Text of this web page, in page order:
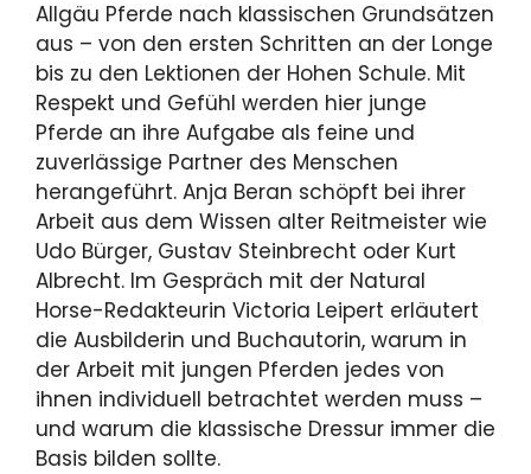
Allgäu Pferde nach klassischen Grundsätzen
aus – von den ersten Schritten an der Longe
bis zu den Lektionen der Hohen Schule. Mit
Respekt und Gefühl werden hier junge
Pferde an ihre Aufgabe als feine und
zuverlässige Partner des Menschen
herangeführt. Anja Beran schöpft bei ihrer
Arbeit aus dem Wissen alter Reitmeister wie
Udo Bürger, Gustav Steinbrecht oder Kurt
Albrecht. Im Gespräch mit der Natural
Horse-Redakteurin Victoria Leipert erläutert
die Ausbilderin und Buchautorin, warum in
der Arbeit mit jungen Pferden jedes von
ihnen individuell betrachtet werden muss –
und warum die klassische Dressur immer die
Basis bilden sollte.